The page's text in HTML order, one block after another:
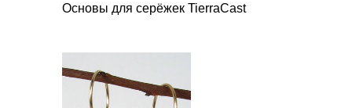
Основы для серёжек TierraCast